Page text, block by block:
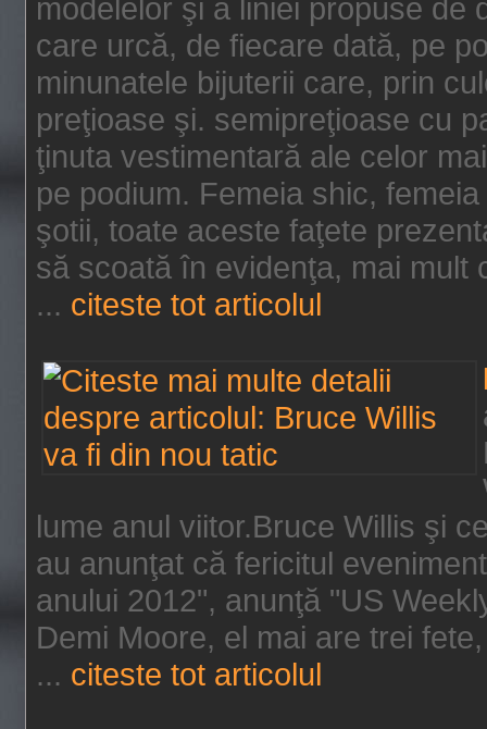
modelelor şi a liniei propuse de
care urcă, de fiecare dată, pe
minunatele bijuterii care, prin
preţioase şi. semipreţioase cu
ţinuta vestimentară ale celor
pe podium. Femeia shic,
şotii, toate aceste faţete
să scoată în evidenţa, mai mult
... citeste tot articolul
lume anul viitor.Bruce Willis şi
au anunţat că fericitul
anului 2012", anunţă "US
Demi Moore, el mai are trei
... citeste tot articolul